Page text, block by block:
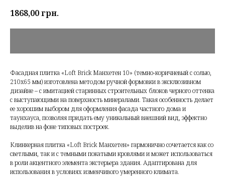
1868,00грн.
Фасадная плитка «Loft Brick Манхетен 10» (темно-коричневый с солью,
210x65 мм) изготовлена методом ручной формовки в эксклюзивном
дизайне – с имитацией старинных строительных блоков черного оттенка
с выступающими на поверхность минералами. Такая особенность делает
ее хорошим выбором для оформления фасада частного дома и
таунхауса, позволяя придать ему уникальный внешний вид, эффектно
выделив на фоне типовых построек.
Клинкерная плитка «Loft Brick Манхетен» гармонично сочетается как со
светлыми, так и с темными покатыми кровлями и может использоваться
в роли акцентного элемента экстерьера здания. Адаптирована для
использования в условиях изменчивого умеренного климата.